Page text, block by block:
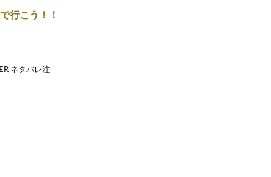
行こう！！
ネタバレ注